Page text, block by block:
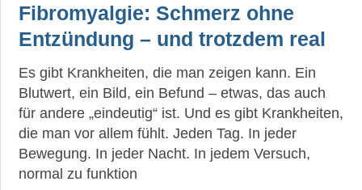
Fibromyalgie: Schmerz ohne
Entzündung – und trotzdem real
Es gibt Krankheiten, die man zeigen kann. Ein
Blutwert, ein Bild, ein Befund – etwas, das auch
für andere „eindeutig“ ist. Und es gibt Krankheiten,
die man vor allem fühlt. Jeden Tag. In jeder
Bewegung. In jeder Nacht. In jedem Versuch,
normal zu funktion